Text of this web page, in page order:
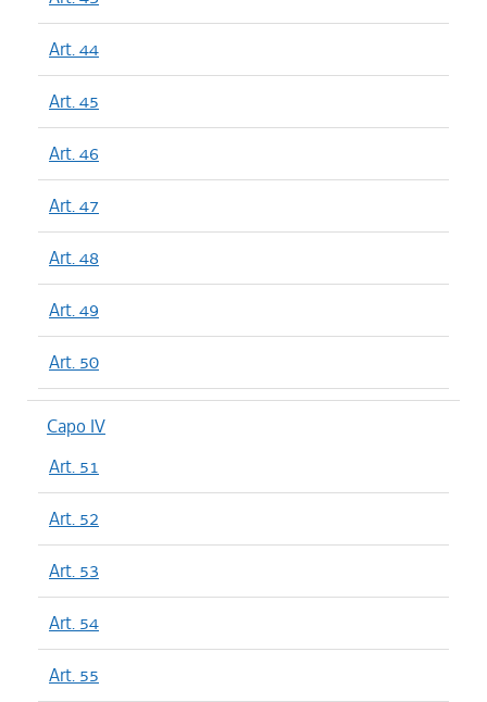
Art. 44
Art. 45
Art. 46
Art. 47
Art. 48
Art. 49
Art. 50
Capo IV
Art. 51
Art. 52
Art. 53
Art. 54
Art. 55